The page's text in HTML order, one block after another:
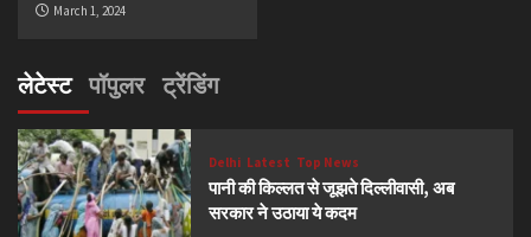
March 1, 2024
लेटेस्ट पॉपुलर ट्रेंडिंग
Delhi Latest Top News
पानी की किल्लत से जूझते दिल्लीवासी, अब
सरकार ने उठाया ये कदम